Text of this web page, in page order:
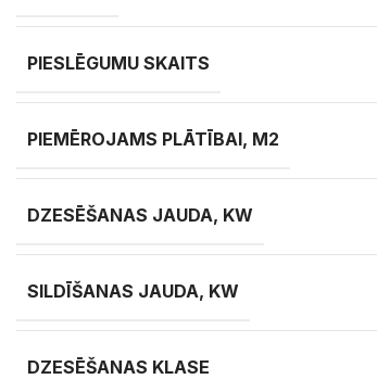
PIESLĒGUMU SKAITS
PIEMĒROJAMS PLĀTĪBAI, M2
DZESĒŠANAS JAUDA, KW
SILDĪŠANAS JAUDA, KW
DZESĒŠANAS KLASE